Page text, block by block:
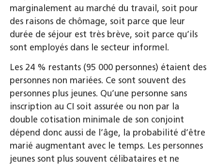
marginalement au marché du travail, soit pour
des raisons de chômage, soit parce que leur
durée de séjour est très brève, soit parce qu’ils
sont employés dans le secteur informel.
Les 24 % restants (95 000 personnes) étaient des
personnes non mariées. Ce sont souvent des
personnes plus jeunes. Qu’une personne sans
inscription au CI soit assurée ou non par la
double cotisation minimale de son conjoint
dépend donc aussi de l’âge, la probabilité d’être
marié augmentant avec le temps. Les personnes
jeunes sont plus souvent célibataires et ne